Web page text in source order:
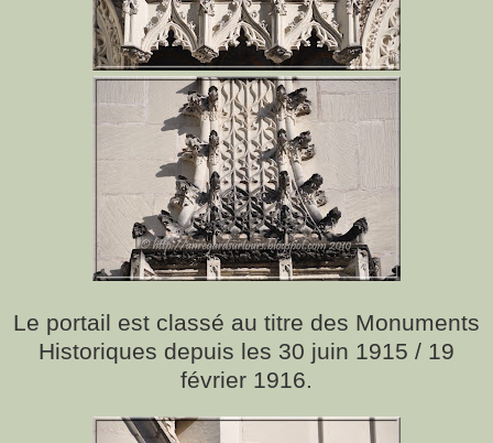
Le portail est classé au titre des Monuments
Historiques depuis les 30 juin 1915 / 19
février 1916.